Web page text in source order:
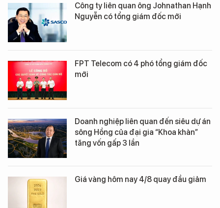
Công ty liên quan ông Johnathan Hạnh
Nguyễn có tổng giám đốc mới
FPT Telecom có 4 phó tổng giám đốc
mới
Doanh nghiệp liên quan đến siêu dự án
sông Hồng của đại gia “Khoa khàn”
tăng vốn gấp 3 lần
Giá vàng hôm nay 4/8 quay đầu giảm